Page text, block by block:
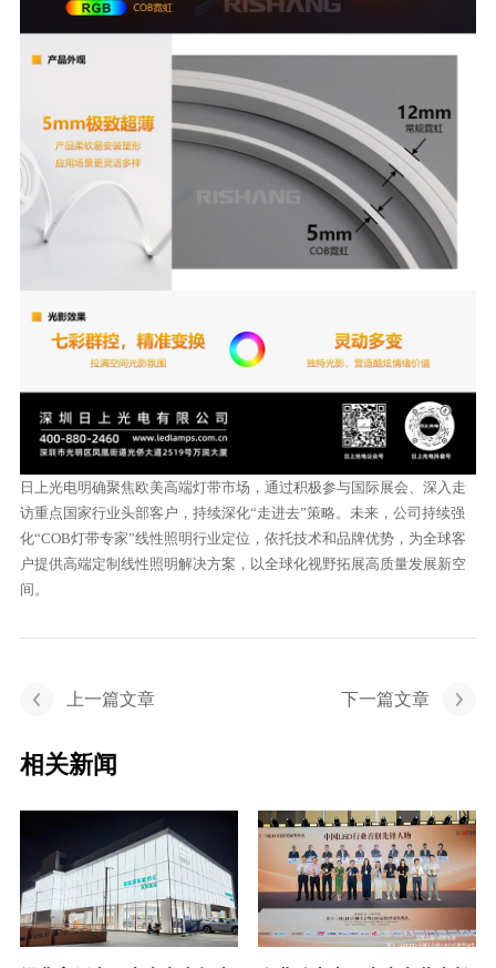
日上光电明确聚焦欧美高端灯带市场，通过积极参与国际展会、深入走
访重点国家行业头部客户，持续深化“走进去”策略。未来，公司持续强
化“COB灯带专家”线性照明行业定位，依托技术和品牌优势，为全球客
户提供高端定制线性照明解决方案，以全球化视野拓展高质量发展新空
间。
上一篇文章 下一篇文章
相关新闻